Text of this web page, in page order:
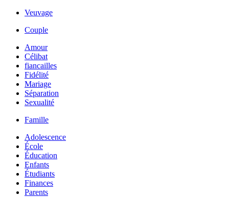
Veuvage
Couple
Amour
Célibat
fiancailles
Fidélité
Mariage
Séparation
Sexualité
Famille
Adolescence
École
Éducation
Enfants
Étudiants
Finances
Parents